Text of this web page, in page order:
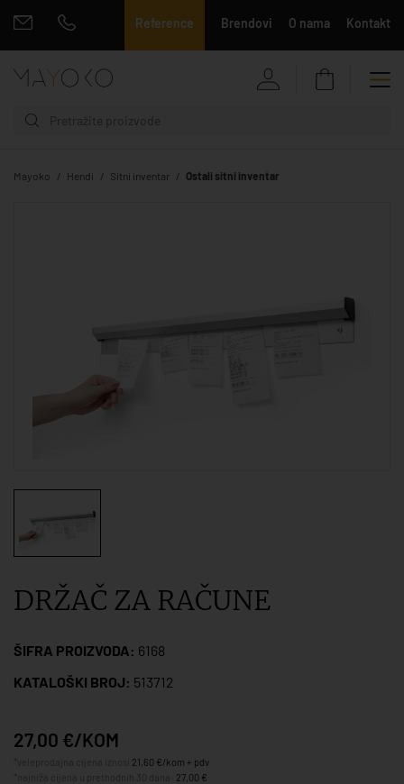
Reference Brendovi O nama Kontakt
Mayoko Hendi Sitni inventar Ostali sitni inventar
DRŽAČ ZA RAČUNE
ŠIFRA PROIZVODA: 6168
KATALOŠKI BROJ: 513712
27,00 €/KOM
21,60 €/kom + pdv
27,00 €